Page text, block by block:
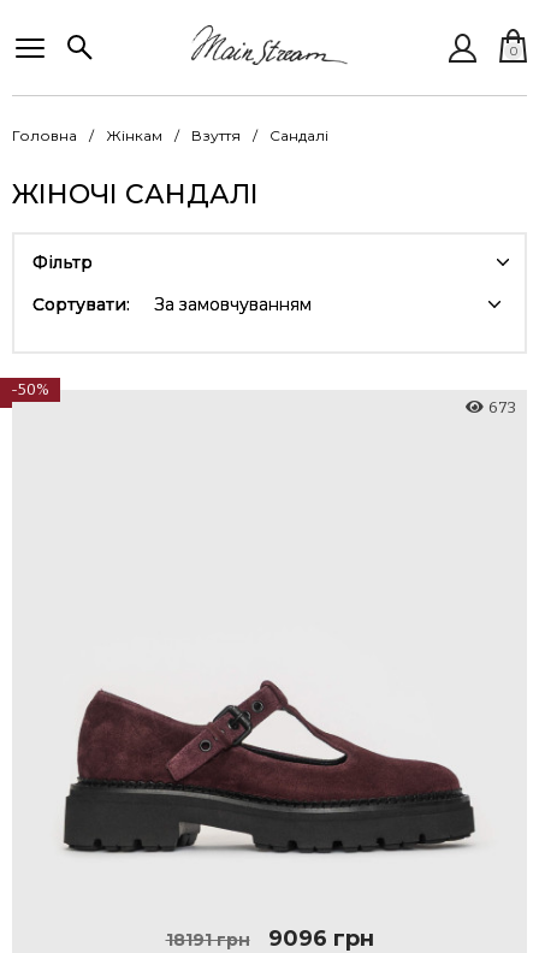
0
Головна Жінкам Взуття Сандалі
ЖІНОЧІ САНДАЛІ
Фільтр
Сортувати:
За замовчуванням
-50%
18191 грн 9096 грн
673